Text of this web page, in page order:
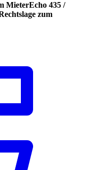
MieterEcho 435 /
zum